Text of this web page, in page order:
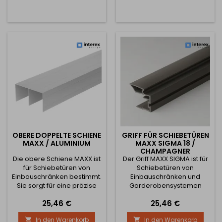
Zuverlässigkeit des
Technische Parameter:
Profilbreite: 75 mm
Zuverlässigkeit des
Technische Parameter:
mm 2900 mm 3800 mm
Profilbreite: 75 mm
Profilhöhe:...
OBERE DOPPELTE SCHIENE
MAXX / ALUMINIUM
Die obere Schiene MAXX ist
für Schiebetüren von
Einbauschränken bestimmt.
Sie sorgt für eine präzise
und gewährleistet dank
ihrer robusten Konstruktion
Preis
25,46 €
 In den Warenkorb
GRIFF FÜR SCHIEBETÜREN
MAXX SIGMA 18 /
CHAMPAGNER
Der Griff MAXX SIGMA ist für
Schiebetüren von
Einbauschränken und
Garderobensystemen
durch eine stabile
Konstruktion, modernes
Preis
25,46 €
 In den Warenkorb